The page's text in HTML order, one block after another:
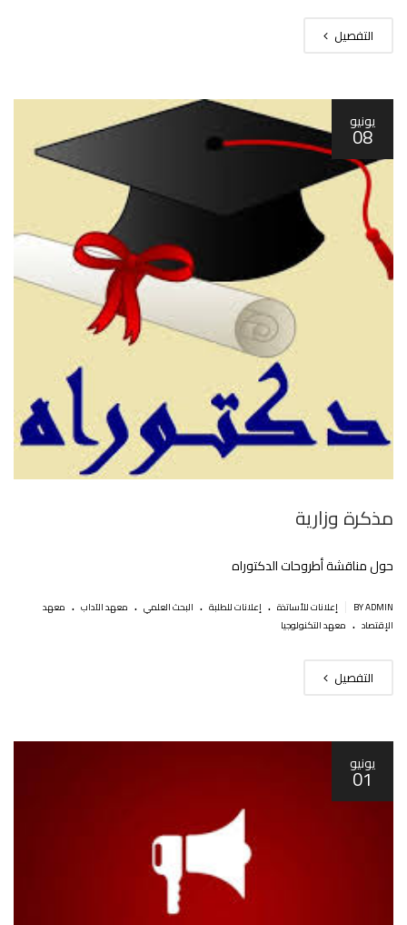
التفصيل
يونيو
08
مذكرة وزارية
حول مناقشة أطروحات الدكتوراه
BY ADMIN إعلانات للأساتذة . إعلانات للطلبة . البحث العلمي . معهد الآداب . معهد
الإقتصاد . معهد التكنولوجيا
التفصيل
يونيو
01